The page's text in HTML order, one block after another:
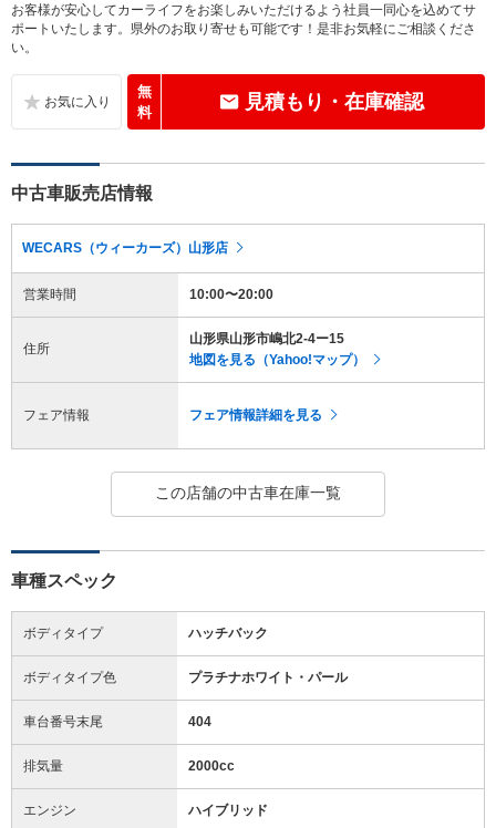
お客様が安心してカーライフをお楽しみいただけるよう社員一同心を込めてサ
ポートいたします。県外のお取り寄せも可能です！是非お気軽にご相談くださ
い。
無
料
見積もり・在庫確認
中古車販売店情報
WECARS（ウィーカーズ）山形店
営業時間 10:00〜20:00
住所
山形県山形市嶋北2-4ー15
地図を見る（Yahoo!マップ）
フェア情報 フェア情報詳細を見る
この店舗の中古車在庫一覧
車種スペック
ボディタイプ ハッチバック
ボディタイプ色 プラチナホワイト・パール
車台番号末尾 404
排気量 2000cc
エンジン ハイブリッド